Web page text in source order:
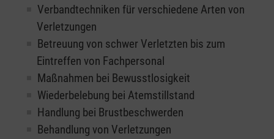
Verbandtechniken für verschiedene Arten von
Verletzungen
Betreuung von schwer Verletzten bis zum
Eintreffen von Fachpersonal
Maßnahmen bei Bewusstlosigkeit
Wiederbelebung bei Atemstillstand
Handlung bei Brustbeschwerden
Behandlung von Verletzungen